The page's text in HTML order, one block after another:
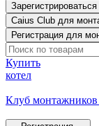
Зарегистрироваться
Caius Club для
Купить
котел
Клуб монтажников